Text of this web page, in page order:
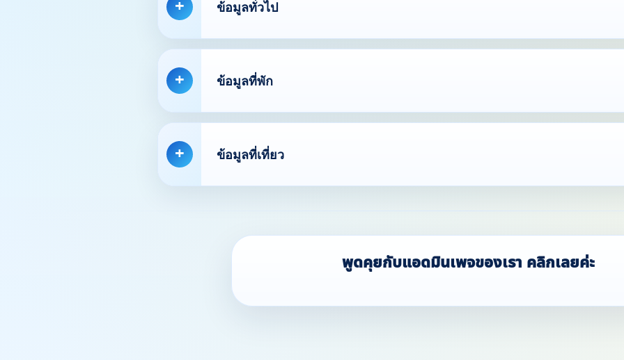
Verified &
ข้อมูลทั่วไป
ข้อมูลที่พัก
ข้อมูลที่เที่ยว
พูดคุยกับแอดมินเพจของเรา คลิกเลยค่ะ